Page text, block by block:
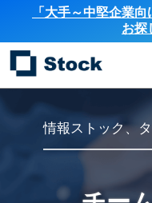
「大手～中堅企業
お探
情報ストック、